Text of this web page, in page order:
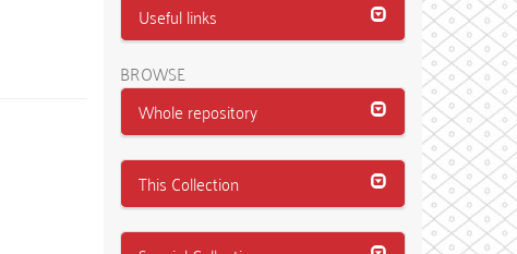
Useful links
BROWSE
Whole repository
This Collection